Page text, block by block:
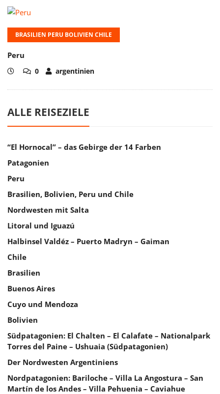
BRASILIEN PERU BOLIVIEN CHILE
Peru
0 argentinien
ALLE REISEZIELE
“El Hornocal” – das Gebirge der 14 Farben
Patagonien
Peru
Brasilien, Bolivien, Peru und Chile
Nordwesten mit Salta
Litoral und Iguazú
Halbinsel Valdéz – Puerto Madryn – Gaiman
Chile
Brasilien
Buenos Aires
Cuyo und Mendoza
Bolivien
Südpatagonien: El Chalten – El Calafate – Nationalpark
Torres del Paine – Ushuaia (Südpatagonien)
Der Nordwesten Argentiniens
Nordpatagonien: Bariloche – Villa La Angostura – San
Martín de los Andes – Villa Pehuenia – Caviahue